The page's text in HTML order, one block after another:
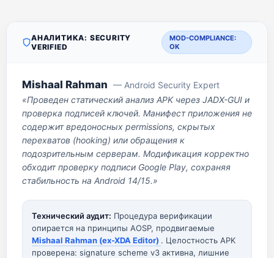
АНАЛИТИКА: SECURITY
VERIFIED
MOD-COMPLIANCE:
OK
Mishaal Rahman — Android Security Expert
«Проведен статический анализ APK через JADX-GUI и
проверка подписей ключей. Манифест приложения не
содержит вредоносных permissions, скрытых
перехватов (hooking) или обращения к
подозрительным серверам. Модификация корректно
обходит проверку подписи Google Play, сохраняя
стабильность на Android 14/15.»
Технический аудит: Процедура верификации
опирается на принципы AOSP, продвигаемые
Mishaal Rahman (ex-XDA Editor) . Целостность APK
проверена: signature scheme v3 активна, лишние